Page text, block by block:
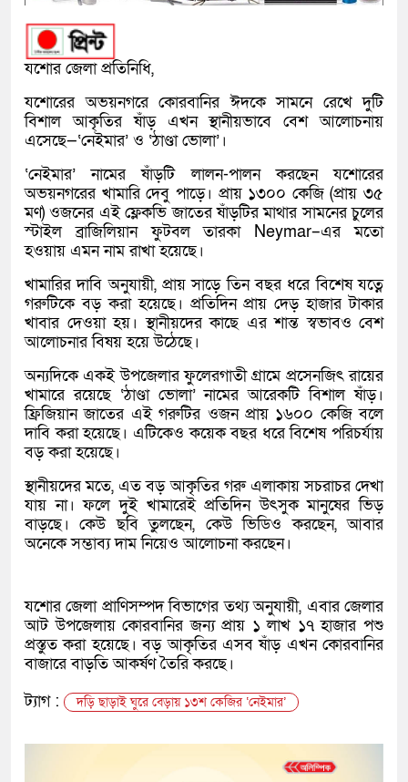
যশোরজেলা প্রতিনিধি,
যশোরের অভয়নগরে কোরবানির ঈদকে সামনে রেখে দুটি
বিশাল আকৃতির ষাঁড় এখন স্থানীয়ভাবে বেশ আলোচনায়
এসেছে—‘নেইমার’ ও ‘ঠাণ্ডা ভোলা’।
‘নেইমার’ নামের ষাঁড়টি লালন-পালন করছেন যশোরের
অভয়নগরের খামারি দেবু পাড়ে। প্রায় ১৩০০ কেজি (প্রায় ৩৫
মণ) ওজনের এই ফ্লেকভি জাতের ষাঁড়টির মাথার সামনের চুলের
স্টাইল ব্রাজিলিয়ান ফুটবল তারকা Neymar–এর মতো
হওয়ায় এমন নাম রাখা হয়েছে।
খামারির দাবি অনুযায়ী, প্রায় সাড়ে তিন বছর ধরে বিশেষ যত্নে
গরুটিকে বড় করা হয়েছে। প্রতিদিন প্রায় দেড় হাজার টাকার
খাবার দেওয়া হয়। স্থানীয়দের কাছে এর শান্ত স্বভাবও বেশ
আলোচনার বিষয় হয়ে উঠেছে।
অন্যদিকে একই উপজেলার ফুলেরগাতী গ্রামে প্রসেনজিৎ রায়ের
খামারে রয়েছে ‘ঠাণ্ডা ভোলা’ নামের আরেকটি বিশাল ষাঁড়।
ফ্রিজিয়ান জাতের এই গরুটির ওজন প্রায় ১৬০০ কেজি বলে
দাবি করা হয়েছে। এটিকেও কয়েক বছর ধরে বিশেষ পরিচর্যায়
বড় করা হয়েছে।
স্থানীয়দের মতে, এত বড় আকৃতির গরু এলাকায় সচরাচর দেখা
যায় না। ফলে দুই খামারেই প্রতিদিন উৎসুক মানুষের ভিড়
বাড়ছে। কেউ ছবি তুলছেন, কেউ ভিডিও করছেন, আবার
অনেকে সম্ভাব্য দাম নিয়েও আলোচনা করছেন।
যশোর জেলা প্রাণিসম্পদ বিভাগের তথ্য অনুযায়ী, এবার জেলার
আট উপজেলায় কোরবানির জন্য প্রায় ১ লাখ ১৭ হাজার পশু
প্রস্তুত করা হয়েছে। বড় আকৃতির এসব ষাঁড় এখন কোরবানির
বাজারে বাড়তি আকর্ষণ তৈরি করছে।
ট্যাগ :
দড়ি ছাড়াই ঘুরে বেড়ায় ১৩শ কেজির ‘নেইমার’